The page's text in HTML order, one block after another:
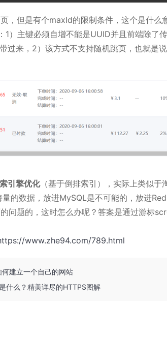
，但是有个maxId的限制条件，这个是什么
1）主键必须自增不能是UUID并且前端除了
过来，2）该方式不支持随机跳页，也就是
引擎优化（基于倒排索引），实际上类似于
的数据，放进MySQL是不可能的，放进
问题的，这时怎么办呢？答案是通过游标
www.zhe94.com/789.html
建立一个自己的网站
什么？精美详尽的HTTPS图解